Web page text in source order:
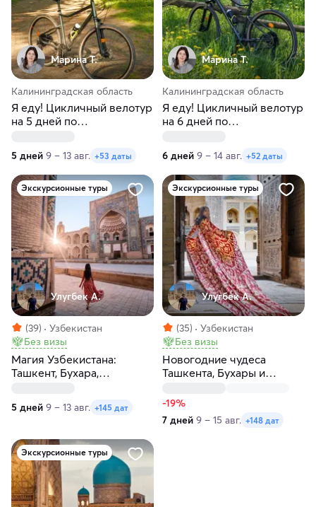
Марина Т.
Калининградская область
Я еду! Цикличный велотур
на 5 дней по
5 дней 9 – 13 авг. +53 даты
Марина Т.
Калининградская область
Я еду! Цикличный велотур
на 6 дней по
6 дней 9 – 14 авг. +52 даты
Экскурсионные туры
Улугбек А.
(39)
Узбекистан
Без визы
Магия Узбекистана:
Ташкент, Бухара,
5 дней 9 – 13 авг. +145 дат
Экскурсионные туры
Улугбек А.
(35)
Узбекистан
Без визы
Новогодние чудеса
Ташкента, Бухары и
-19%
7 дней 9 – 15 авг. +148 дат
Экскурсионные туры